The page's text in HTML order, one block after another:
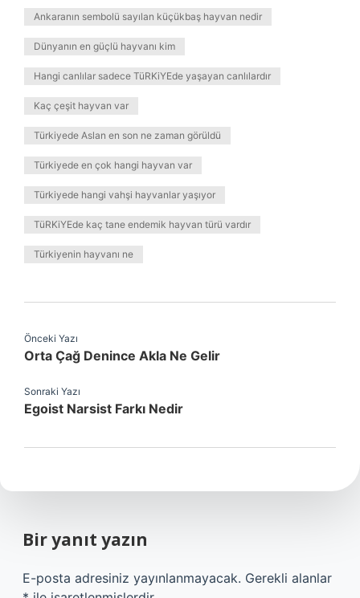
Ankaranın sembolü sayılan küçükbaş hayvan nedir
Dünyanın en güçlü hayvanı kim
Hangi canlılar sadece TüRKiYEde yaşayan canlılardır
Kaç çeşit hayvan var
Türkiyede Aslan en son ne zaman görüldü
Türkiyede en çok hangi hayvan var
Türkiyede hangi vahşi hayvanlar yaşıyor
TüRKiYEde kaç tane endemik hayvan türü vardır
Türkiyenin hayvanı ne
Önceki Yazı
Orta Çağ Denince Akla Ne Gelir
Sonraki Yazı
Egoist Narsist Farkı Nedir
Bir yanıt yazın
E-posta adresiniz yayınlanmayacak. Gerekli alanlar